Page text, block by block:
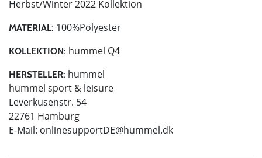
Herbst/Winter 2022 Kollektion
MATERIAL: 100%Polyester
KOLLEKTION: hummel Q4
HERSTELLER: hummel
hummel sport & leisure
Leverkusenstr. 54
22761 Hamburg
E-Mail: onlinesupportDE@hummel.dk